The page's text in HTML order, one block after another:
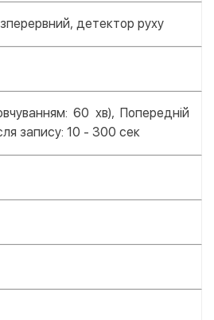
детектор руху
60 хв), Попередній
запису: 10 - 300 сек